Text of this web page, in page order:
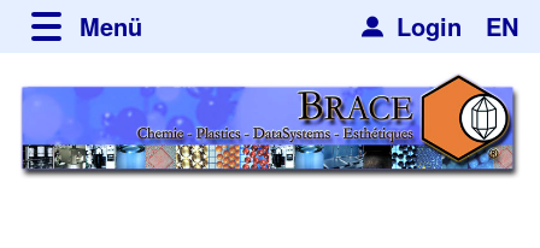
Login EN
Menü
über BRACE
Neues
Newsletter